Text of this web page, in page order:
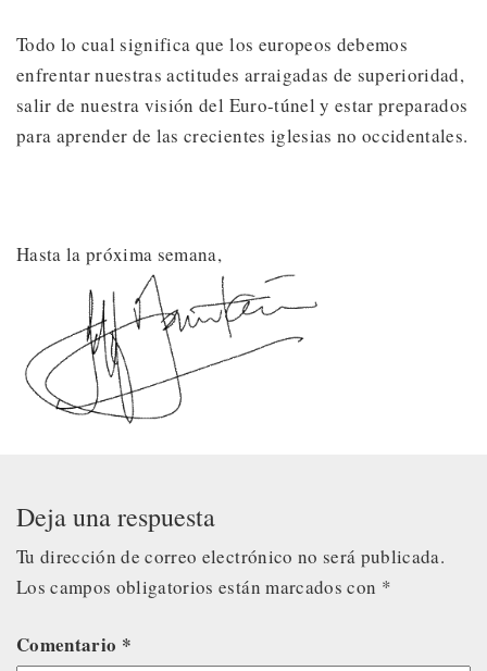
Todo lo cual significa que los europeos debemos
enfrentar nuestras actitudes arraigadas de superioridad,
salir de nuestra visión del Euro-túnel y estar preparados
para aprender de las crecientes iglesias no occidentales.
Hasta la próxima semana,
Deja una respuesta
Tu dirección de correo electrónico no será publicada.
Los campos obligatorios están marcados con *
Comentario *